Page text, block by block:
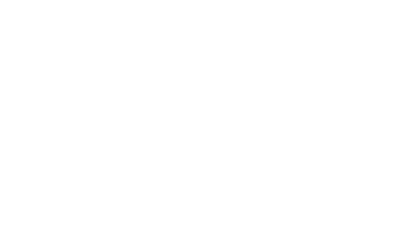
ではありません。
製品に未対応品が
年1月12日よ